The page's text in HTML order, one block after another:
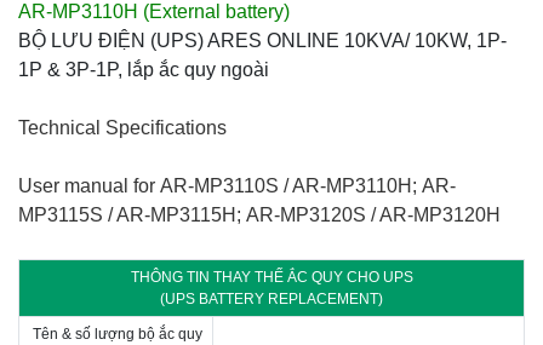
AR-MP3110H (External battery)
​BỘ LƯU ĐIỆN (UPS) ARES ONLINE 10KVA/ 10KW, 1P-
1P & 3P-1P, lắp ắc quy ngoài
Technical Specifications
User manual for AR-MP3110S / AR-MP3110H; AR-
MP3115S / AR-MP3115H; AR-MP3120S / AR-MP3120H
THÔNG TIN THAY THẾ ẮC QUY CHO UPS
(UPS BATTERY REPLACEMENT)
Tên & số lượng bộ ắc quy